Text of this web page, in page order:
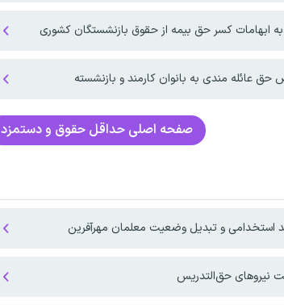
ابهامات کسر حق بیمه از حقوق بازنشستگان کشوری
عائله مندی به بانوان کارمند و بازنشسته
صفحه اصلیحداقل حقوق و دستمزد
استخدامی و تبدیل وضعیت معلمان مهرآفرین
نیروهای حق‌التدریس